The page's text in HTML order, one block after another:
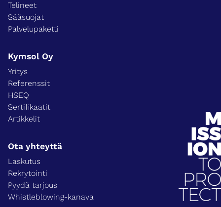
Telineet
Sääsuojat
Palvelupaketti
Kymsol Oy
Yritys
Referenssit
HSEQ
Sertifikaatit
Artikkelit
Ota yhteyttä
Laskutus
Rekrytointi
Pyydä tarjous
Whistleblowing-kanava